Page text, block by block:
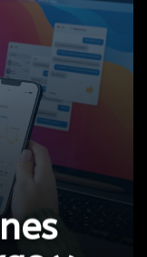
y
intuitivas,
de tu
tus clientes.